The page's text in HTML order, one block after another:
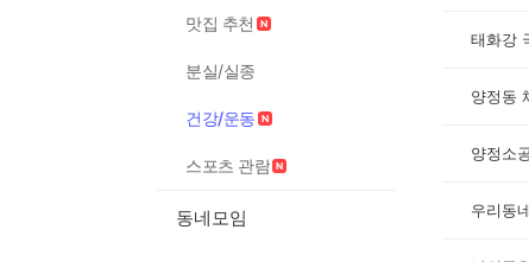
맛집 추천
분실/실종
건강/운동
스포츠 관람
동네모임
태화강
양정동
양정소
우리동